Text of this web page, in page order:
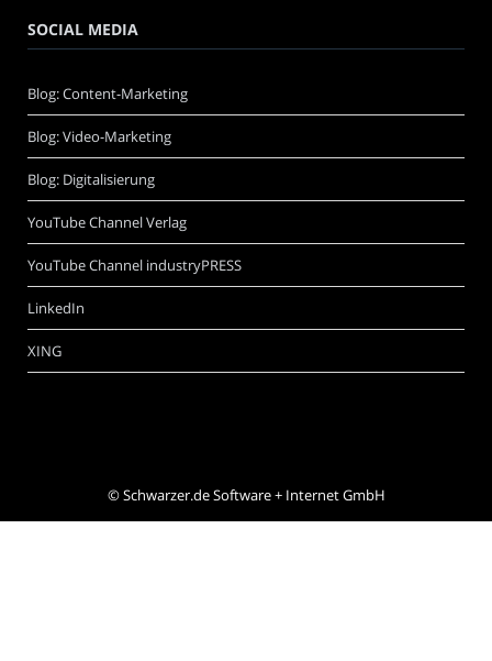
SOCIAL MEDIA
Blog: Content-Marketing
Blog: Video-Marketing
Blog: Digitalisierung
YouTube Channel Verlag
YouTube Channel industryPRESS
LinkedIn
XING
©Schwarzer.de Software + Internet GmbH